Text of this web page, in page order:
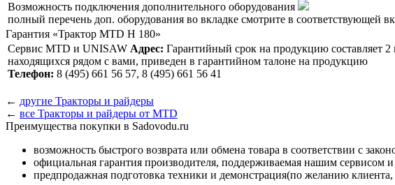
Возможность подключения дополнительного оборудования
полный перечень доп. оборудования во вкладке смотрите в соответствующей
Гарантия «Трактор MTD H 180»
Сервис MTD и UNISAW Адрес: Гарантийный срок на продукцию составляет
находящихся рядом с вами, приведен в гарантийном талоне на продукцию
Телефон: 8 (495) 661 56 57, 8 (495) 661 56 41
← другие Тракторы и райдеры
← все Тракторы и райдеры от MTD
Преимущества покупки в Sadovodu.ru
возможность быстрого возврата или обмена товара в соответствии с
официальная гарантия производителя, поддерживаемая нашим
предпродажная подготовка техники и демонстрация(по желанию